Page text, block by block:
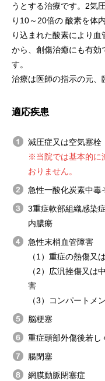
うとする治療です。2気
り10～20倍の 酸素を体
り込まれた酸素により
から、創傷治癒にも有効
す。
治療は医師の指示の元、
適応疾患
減圧症又は空気塞栓
※当院では基本的に
おりません。
急性一酸化炭素中毒
3重症軟部組織感染
内膿瘍
急性末梢血管障害
（1）重症の熱傷又
（2）広汎挫傷又は
害
（3）コンパートメ
脳梗塞
重症頭部外傷後若し
腸閉塞
網膜動脈閉塞症